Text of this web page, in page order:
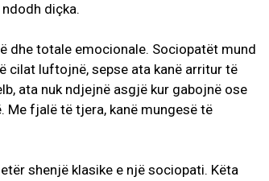
diçka.
dhe totale emocionale. Sociopatët mund
cilat luftojnë, sepse ata kanë arritur të
ata nuk ndjejnë asgjë kur gabojnë ose
Me fjalë të tjera, kanë mungesë të
shenjë klasike e një sociopati. Këta